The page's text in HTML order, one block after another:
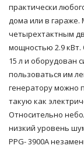
практически
дома или в
четырехтактным
мощностью 2.9 кВт.
15 л и оборудован
пользоваться им
генератору можно
такую как
Относительно
низкий уровень
PPG- 3900А